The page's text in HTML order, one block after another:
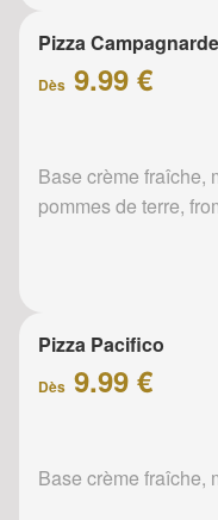
Pizza Campagnarde
Dès 9.99 €
Base crème fraîche,
pommes de terre,
Pizza Pacifico
Dès 9.99 €
Base crème fraîche,